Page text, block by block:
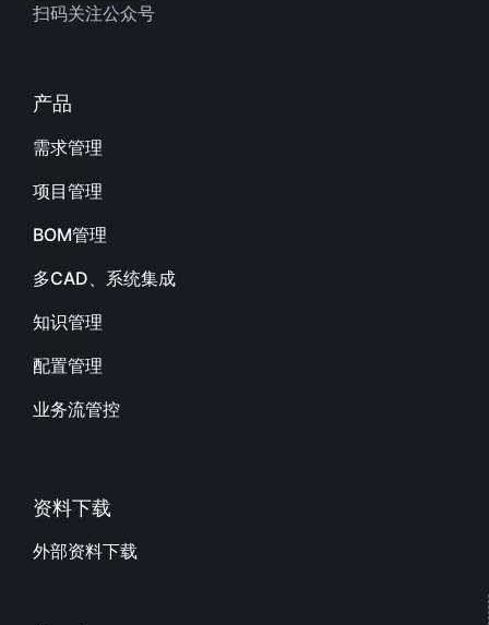
扫码关注公众号
产品
需求管理
项目管理
BOM管理
多CAD、系统集成
知识管理
配置管理
业务流管控
资料下载
外部资料下载